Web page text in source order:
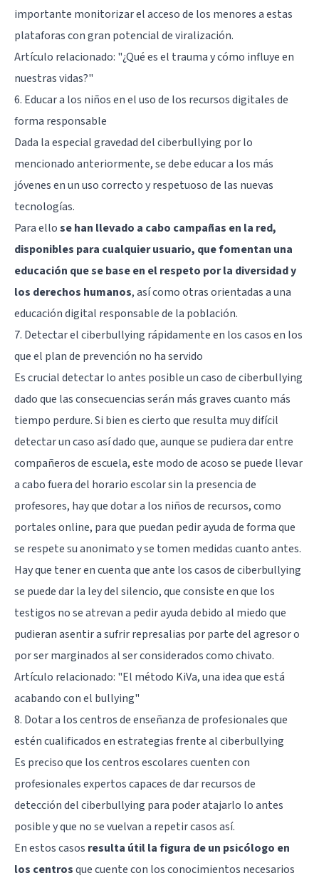
importante monitorizar el acceso de los menores a estas
plataforas con gran potencial de viralización.
Artículo relacionado: "¿Qué es el trauma y cómo influye en
nuestras vidas?"
6. Educar a los niños en el uso de los recursos digitales de
forma responsable
Dada la especial gravedad del ciberbullying por lo
mencionado anteriormente, se debe educar a los más
jóvenes en un uso correcto y respetuoso de las nuevas
tecnologías.
Para ellose han llevado a cabo campañas en la red,
disponibles para cualquier usuario, que fomentan una
educación que se base en el respeto por la diversidad y
los derechos humanos, así como otras orientadas a una
educación digital responsable de la población.
7. Detectar el ciberbullying rápidamente en los casos en los
que el plan de prevención no ha servido
Es crucial detectar lo antes posible un caso de ciberbullying
dado que las consecuencias serán más graves cuanto más
tiempo perdure. Si bien es cierto que resulta muy difícil
detectar un caso así dado que, aunque se pudiera dar entre
compañeros de escuela, este modo de acoso se puede llevar
a cabo fuera del horario escolar sin la presencia de
profesores, hay que dotar a los niños de recursos, como
portales online, para que puedan pedir ayuda de forma que
se respete su anonimato y se tomen medidas cuanto antes.
Hay que tener en cuenta que ante los casos de ciberbullying
se puede dar la ley del silencio, que consiste en que los
testigos no se atrevan a pedir ayuda debido al miedo que
pudieran asentir a sufrir represalias por parte del agresor o
por ser marginados al ser considerados como chivato.
Artículo relacionado: "El método KiVa, una idea que está
acabando con el bullying"
8. Dotar a los centros de enseñanza de profesionales que
estén cualificados en estrategias frente al ciberbullying
Es preciso que los centros escolares cuenten con
profesionales expertos capaces de dar recursos de
detección del ciberbullying para poder atajarlo lo antes
posible y que no se vuelvan a repetir casos así.
En estos casos resulta útil la figura de un psicólogo en
los centrosque cuente con los conocimientos necesarios